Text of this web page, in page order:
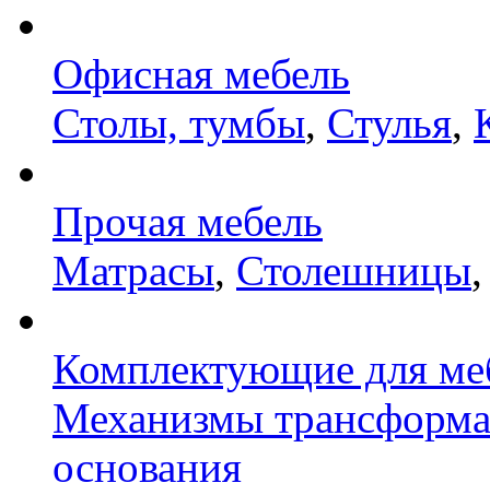
Офисная мебель
Столы, тумбы, Стулья,
Прочая мебель
Матрасы, Столешницы
Комплектующие для
Механизмы
основания